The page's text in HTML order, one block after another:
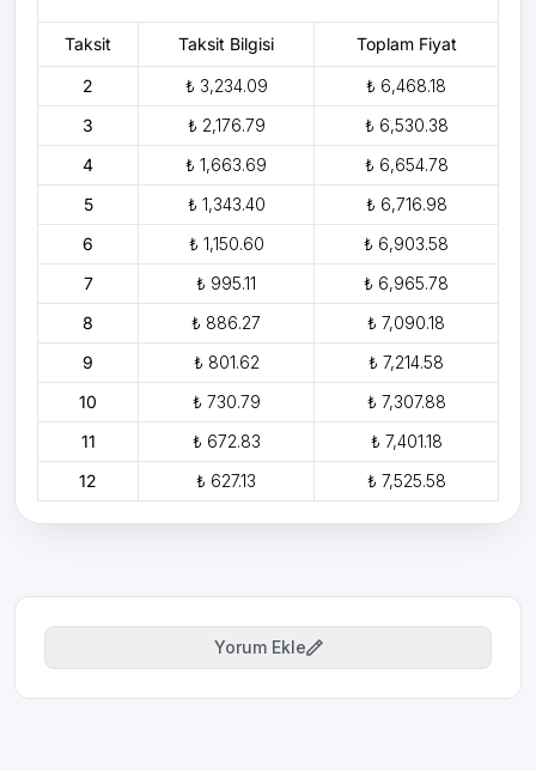
Taksit Taksit Bilgisi Toplam Fiyat
2 ₺ 3,234.09
₺ 6,468.18
3
₺ 2,176.79
₺ 6,530.38
4
₺ 1,663.69
₺ 6,654.78
5
₺ 1,343.40
₺ 6,716.98
6
₺ 1,150.60
₺ 6,903.58
7
₺ 995.11
₺ 6,965.78
8
₺ 886.27
₺ 7,090.18
9
₺ 801.62
₺ 7,214.58
10
₺ 730.79
₺ 7,307.88
11
₺ 672.83
₺ 7,401.18
12
₺ 627.13 ₺ 7,525.58
Yorum Ekle